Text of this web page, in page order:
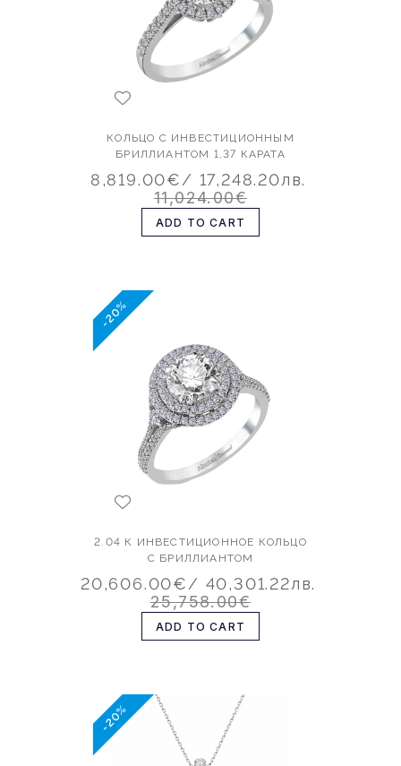
КОЛЬЦО С ИНВЕСТИЦИОННЫМ
БРИЛЛИАНТОМ 1,37 КАРАТА
8,819.00€/ 17,248.20лв.
11,024.00€
ADD TO CART
-20%
2.04 К ИНВЕСТИЦИОННОЕ КОЛЬЦО
С БРИЛЛИАНТОМ
20,606.00€/ 40,301.22лв.
25,758.00€
ADD TO CART
-20%